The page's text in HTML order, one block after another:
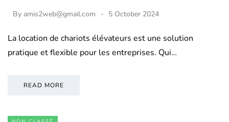
By amis2web@gmail.com 5 October 2024
La location de chariots élévateurs est une solution
pratique et flexible pour les entreprises. Qui…
READ MORE